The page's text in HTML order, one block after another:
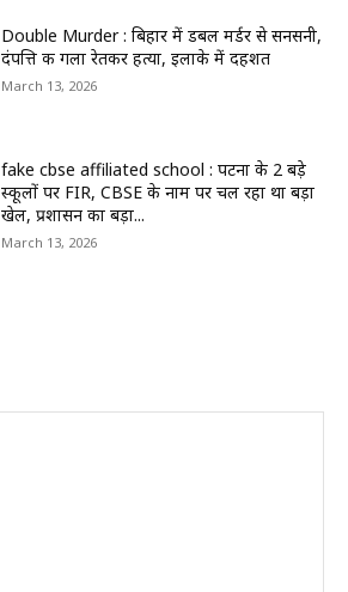
Double Murder : बिहार में डबल मर्डर से सनसनी,
दंपत्ति की गला रेतकर हत्या, इलाके में दहशत
March 13, 2026
fake cbse affiliated school : पटना के 2 बड़े
स्कूलों पर FIR, CBSE के नाम पर चल रहा था बड़ा
खेल, प्रशासन का बड़ा...
March 13, 2026